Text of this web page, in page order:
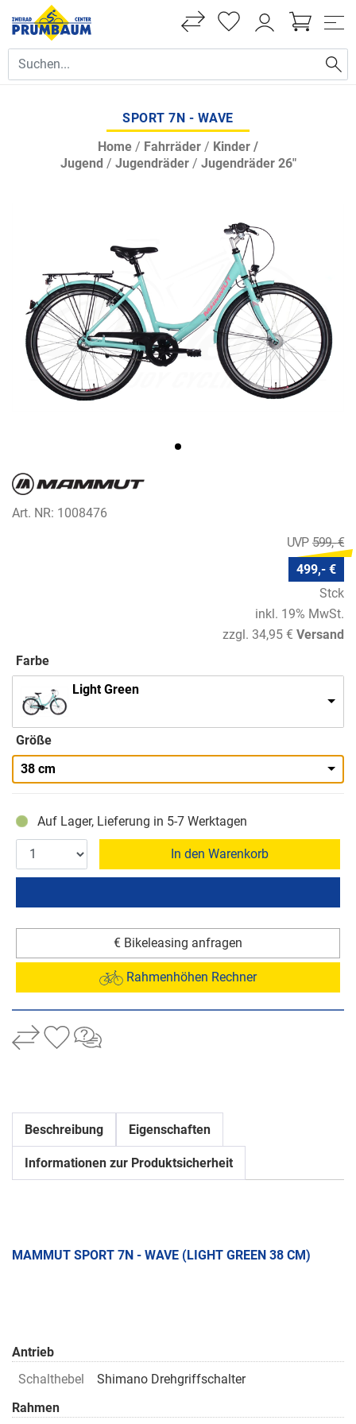
SPORT 7N - WAVE
Home / Fahrräder / Kinder /
Jugend / Jugendräder/ Jugendräder 26"
Art. NR: 1008476
599,- €
499,- €
Stck
inkl. 19% MwSt.
zzgl. 34,95 € Versand
Farbe
Light Green
Größe
38 cm
Auf Lager, Lieferung in 5-7 Werktagen
In den Warenkorb
€ Bikeleasing anfragen
Rahmenhöhen Rechner
Beschreibung Eigenschaften
Informationen zur Produktsicherheit
MAMMUT SPORT 7N - WAVE (LIGHT GREEN 38 CM)
Antrieb
Schalthebel
Shimano Drehgriffschalter
Rahmen